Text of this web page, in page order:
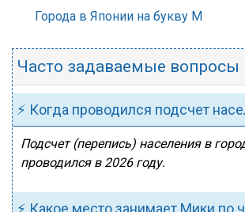
Города в Японии на букву М
Часто задаваемые вопросы
⚡ Когда проводился подсчет
Подсчет (перепись) населения в
проводился в 2026 году.
⚡ Какое место занимает Мики по